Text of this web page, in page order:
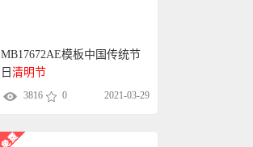
MB17672AE模板中国传统节
日 清明节
3816 0 2021-03-29